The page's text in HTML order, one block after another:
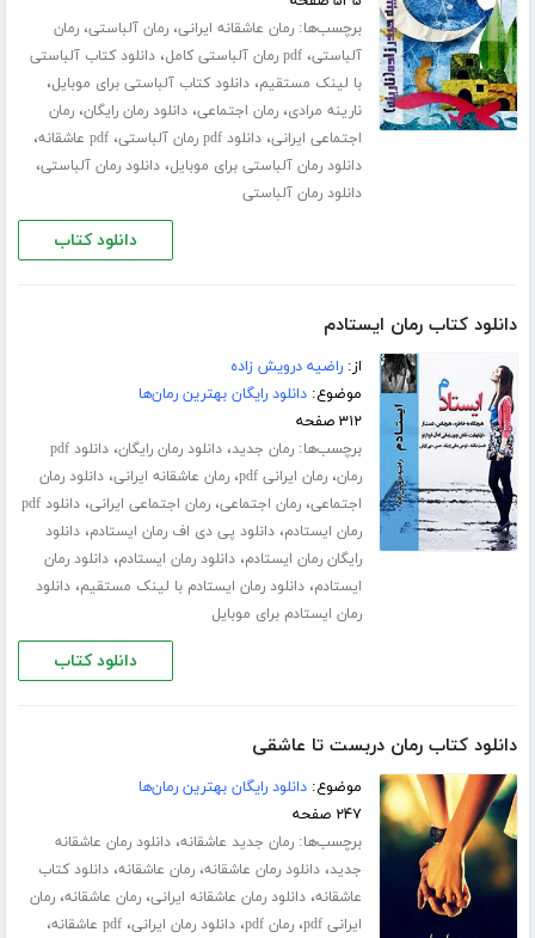
برچسب‌ها:رمان عاشقانه ایرانی،رمان آلباستی،رمان
آلباستی،pdf رمان آلباستی کامل ،دانلود کتاب آلباستی
با لینک مستقیم،دانلود کتاب آلباستی برای موبایل،
نارینه مرادی،رمان اجتماعی،دانلود رمان رایگان،رمان
اجتماعی ایرانی،دانلود pdf رمان آلباستی ،pdf عاشقانه ،
دانلود رمان آلباستی برای موبایل،دانلود رمان آلباستی،
دانلود رمان آلباستی
دانلود کتاب
دانلود کتاب رمان ایستادم
از:راضیه درویش زاده
موضوع:دانلود رایگان بهترین رمان‌ها
۳۱۲ صفحه
برچسب‌ها:رمان جدید،دانلود رمان رایگان،
دانلود pdf
رمان،رمان ایرانی pdf ،رمان عاشقانه ایرانی،دانلود رمان
اجتماعی،رمان اجتماعی،رمان اجتماعی ایرانی،
دانلود pdf
رمان ایستادم،دانلود پی دی اف رمان ایستادم،دانلود
رایگان رمان ایستادم،دانلود رمان ایستادم،دانلود رمان
ایستادم،دانلود رمان ایستادم با لینک مستقیم،دانلود
رمان ایستادم برای موبایل
دانلود کتاب
دانلود کتاب رمان دربست تا عاشقی
موضوع:دانلود رایگان بهترین رمان‌ها
۲۴۷ صفحه
برچسب‌ها:رمان جدید عاشقانه،دانلود رمان عاشقانه
جدید،دانلود رمان عاشقانه،رمان عاشقانه،دانلود کتاب
عاشقانه،دانلود رمان عاشقانه ایرانی،رمان عاشقانه،رمان
ایرانی pdf
،رمان pdf ،دانلود رمان ایرانی،pdf عاشقانه ،